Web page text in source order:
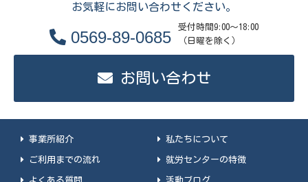
お気軽にお問い合わせください。
0569-89-0685
受付時間9:00～18:00
（日曜を除く）
お問い合わせ
事業所紹介 私たちについて
ご利用までの流れ 就労センターの特徴
よくある質問 活動ブログ